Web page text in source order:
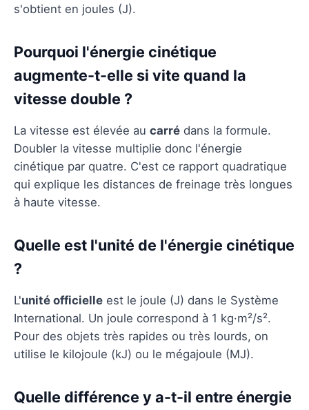
s'obtient en joules (J).
Pourquoi l'énergie cinétique
augmente-t-elle si vite quand la
vitesse double ?
La vitesse est élevée au carré dans la formule.
Doubler la vitesse multiplie donc l'énergie
cinétique par quatre. C'est ce rapport quadratique
qui explique les distances de freinage très longues
à haute vitesse.
Quelle est l'unité de l'énergie cinétique
?
L'unité officielle est le joule (J) dans le Système
International. Un joule correspond à 1 kg·m²/s².
Pour des objets très rapides ou très lourds, on
utilise le kilojoule (kJ) ou le mégajoule (MJ).
Quelle différence y a-t-il entre énergie